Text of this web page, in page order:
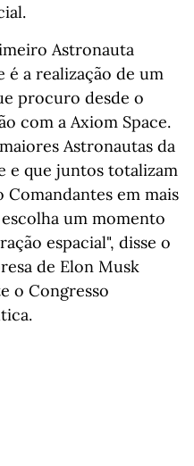
Astronauta
é a realização de um
procuro desde o
com a Axiom Space.
Astronautas da
e que juntos totalizam
Comandantes em mais
um momento
espacial", disse o
de Elon Musk
o Congresso